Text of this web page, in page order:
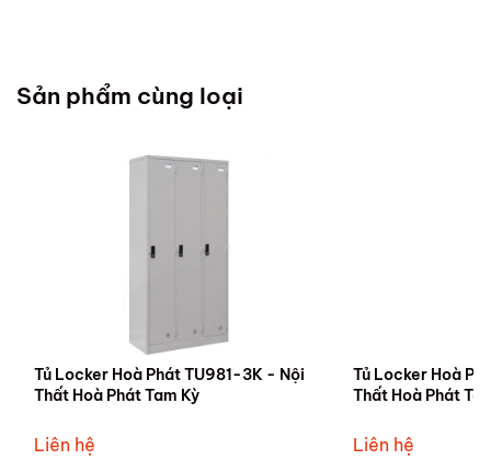
Sản phẩm cùng loại
Tủ Locker Hoà Phát TU981-3K - Nội
Thất Hoà Phát Tam Kỳ
Liên hệ
Tủ Locker Hoà
Thất Hoà Phát
Liên hệ